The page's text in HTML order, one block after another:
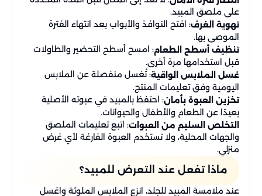
على ملصق المبيد.
تهوية الغرف: افتح النوافذ والأبواب بعد انتهاء الفترة
الموصى بها.
تنظيف أسطح الطعام: امسح أسطح التحضير والطاولات
قبل استخدامها مرة أخرى.
غسل الملابس الواقية: تُغسل منفصلة عن الملابس
اليومية وفق تعليمات المنتج.
تخزين العبوة بأمان: احتفظ بالمبيد في عبوته الأصلية
بعيدًا عن الطعام والأطفال والحيوانات.
التخلص السليم من العبوات: اتبع تعليمات الملصق
والجهات المحلية، ولا تستخدم العبوة الفارغة لأي غرض
منزلي.
ماذا تفعل عند التعرض للمبيد؟
عند ملامسة المبيد للجلد، انزع الملابس الملوثة واغسل